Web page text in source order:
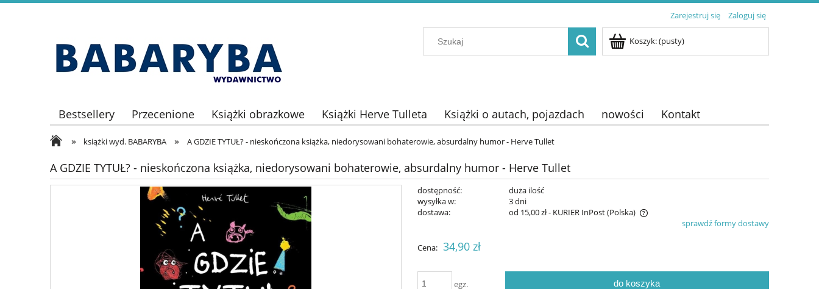
Zarejestruj się Zaloguj się
Koszyk:(pusty)
Bestsellery Przecenione Książki obrazkowe Książki Herve Tulleta Książki o autach, pojazdach nowości Kontakt
» książki wyd. BABARYBA » A GDZIE TYTUŁ? - nieskończona książka, niedorysowani bohaterowie, absurdalny humor - Herve Tullet
A GDZIE TYTUŁ? - nieskończona książka, niedorysowani bohaterowie, absurdalny humor - Herve Tullet
dostępność:
duża ilość
wysyłka w:
3 dni
dostawa:
od 15,00 zł- KURIER InPost(Polska)
sprawdź formy dostawy
Cena: 34,90 zł
egz. do koszyka